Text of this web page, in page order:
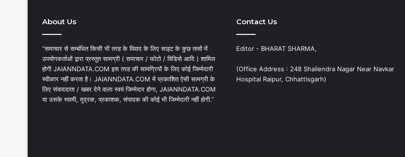
About Us
“समाचार से सम्बंधित किसी भी तरह के विवाद के लिए साइट के कुछ तत्वों में
उपयोगकर्ताओं द्वारा प्रस्तुत सामग्री ( समाचार / फोटो / विडियो आदि ) शामिल
होगी JAIANNDATA.COM इस तरह की सामग्रियों के लिए कोई जिम्मेदारी
स्वीकार नहीं करता है। JAIANNDATA.COM में प्रकाशित ऐसी सामग्री के
लिए संवाददाता / खबर देने वाला स्वयं जिम्मेदार होगा, JAIANNDATA.COM
या उसके स्वामी, मुद्रक, प्रकाशक, संपादक की कोई भी जिम्मेदारी नहीं होगी.”
Contact Us
Editor - BHARAT SHARMA,
(Office Address : 248 Shailendra Nagar Near Navkar
Hospital Raipur, Chhattisgarh)